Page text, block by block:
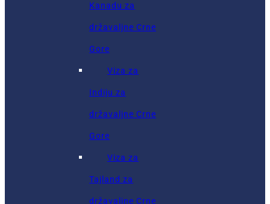
Kanadu za
državaljne Crne
Gore
Viza za
Indiju za
državaljne Crne
Gore
Viza za
Tajland za
državaljne Crne